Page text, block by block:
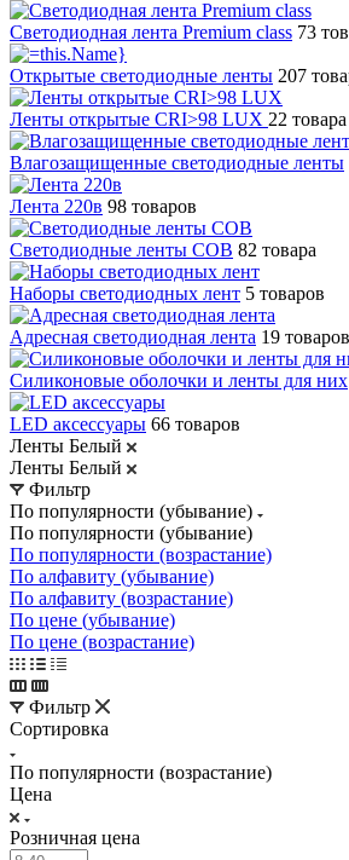
Светодиодная лента Premium class 73
Открытые светодиодные ленты 207
Ленты открытые CRI>98 LUX 22 товара
Влагозащищенные светодиодные ленты
Лента 220в 98 товаров
Светодиодные ленты COB 82 товара
Наборы светодиодных лент 5 товаров
Адресная светодиодная лента 19 товаров
Силиконовые оболочки и ленты для них
LED аксессуары 66 товаров
Ленты Белый
Ленты Белый
Фильтр
По популярности (убывание)
По популярности (убывание)
По популярности (возрастание)
По алфавиту (убывание)
По алфавиту (возрастание)
По цене (убывание)
По цене (возрастание)
Фильтр
Сортировка
По популярности (возрастание)
Цена
Розничная цена